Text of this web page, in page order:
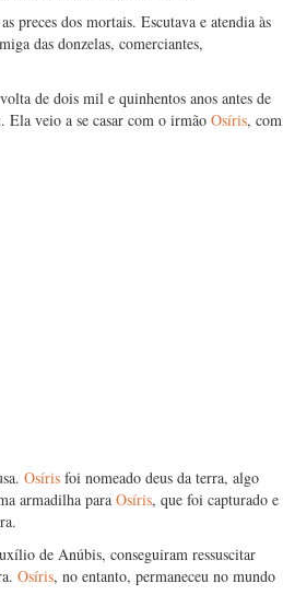
preces dos mortais. Escutava e atendia às
das donzelas, comerciantes,
de dois mil e quinhentos anos antes de
Ela veio a se casar com o irmão Osíris, com
Osíris foi nomeado deus da terra, algo
armadilha para Osíris, que foi capturado e
de Anúbis, conseguiram ressuscitar
Osíris, no entanto, permaneceu no mundo